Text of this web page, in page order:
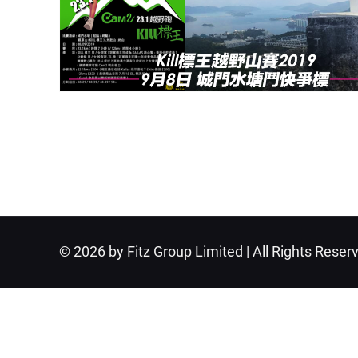
© 2026 by Fitz Group Limited | All Rights